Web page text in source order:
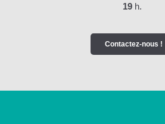
19 h.
Contactez-nous !